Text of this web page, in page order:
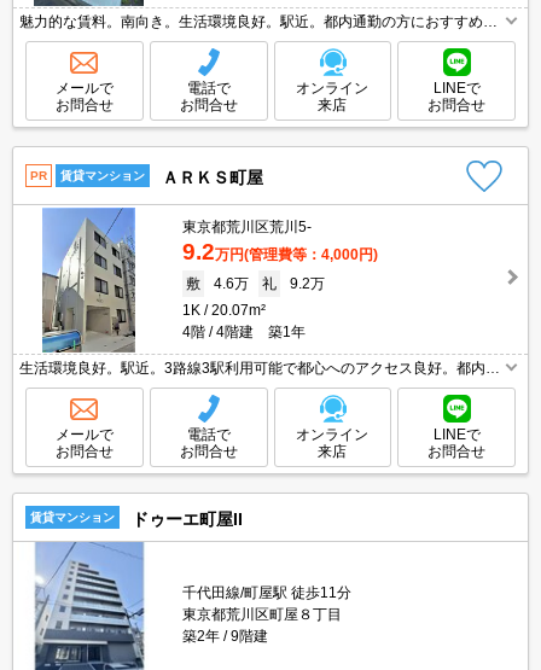
魅力的な賃料。南向き。生活環境良好。駅近。都内通勤の方におすすめ。
1階角部屋。インターネット無料。便利な宅配BOX。ディンプルキーを採
用。ロフト好きにオススメ。室内に洗濯機置場あり。
メールで
お問合せ
電話で
お問合せ
オンライン
来店
LINEで
お問合せ
PR 賃貸マンション ＡＲＫＳ町屋
東京都荒川区荒川5-
9.2万円(管理費等：4,000円)
敷
4.6万 礼
9.2万
1K
20.07m²
4階
4階建 築1年
生活環境良好。駅近。3路線3駅利用可能で都心へのアクセス良好。都内通
勤の方におすすめ。当店のお薦め物件。人気の新築。鉄筋コンクリート
造。最新の空室状況はお気軽にお問い合わせ下さい。引越指定業者あり。
メールで
お問合せ
電話で
お問合せ
オンライン
来店
LINEで
お問合せ
賃貸マンション ドゥーエ町屋II
千代田線/町屋駅 徒歩11分
東京都荒川区町屋８丁目
築2年
9階建